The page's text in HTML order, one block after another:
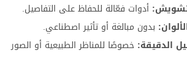
أدوات فعّالة للحفاظ على التفاصيل.
بدون مبالغة أو تأثير اصطناعي.
خصوصًا للمناظر الطبيعية أو الصور